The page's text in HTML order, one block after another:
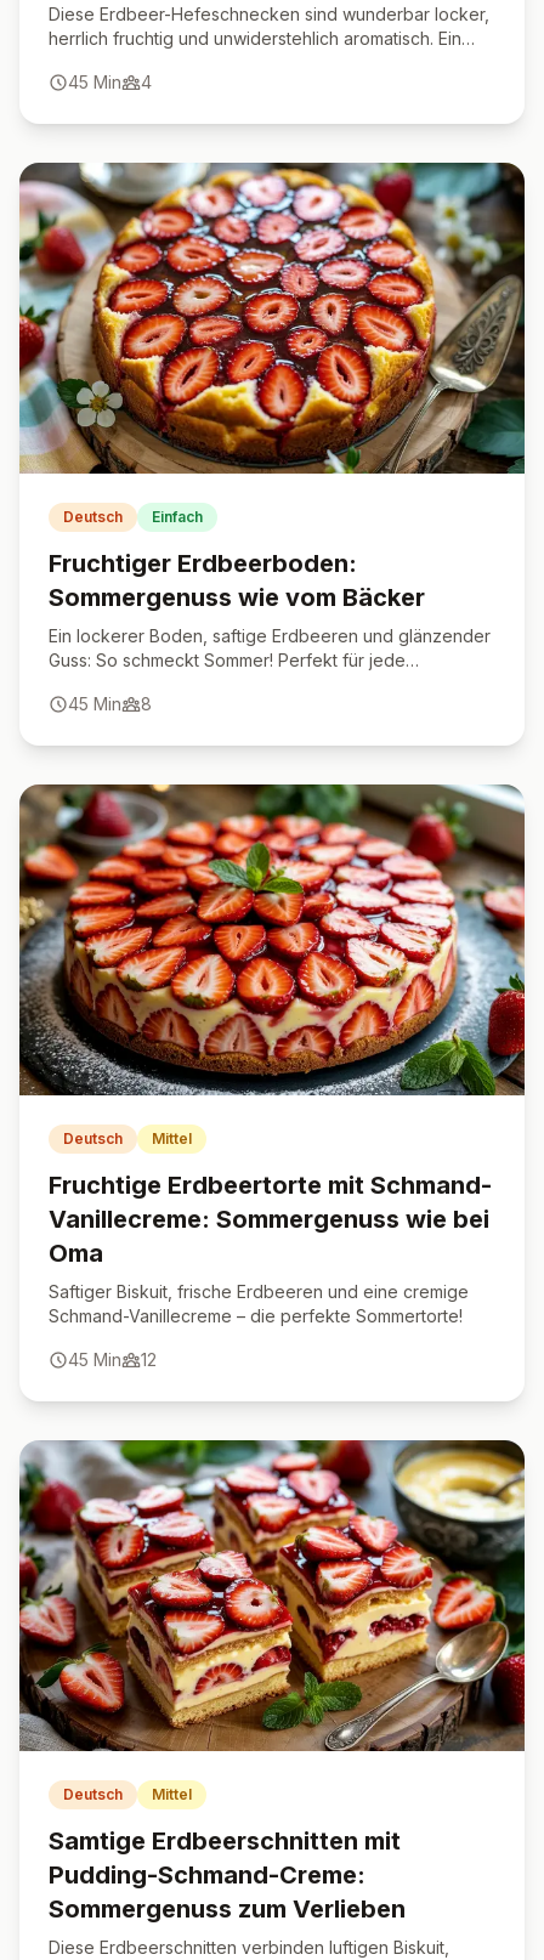
Diese Erdbeer-Hefeschnecken sind wunderbar locker,
herrlich fruchtig und unwiderstehlich aromatisch. Ein
Frühlingsgebäck.
45 Min 4
Deutsch Einfach
Fruchtiger Erdbeerboden:
Sommergenuss wie vom Bäcker
Ein lockerer Boden, saftige Erdbeeren und glänzender
Guss: So schmeckt Sommer! Perfekt für jede
45 Min 8
Deutsch Mittel
Fruchtige Erdbeertorte mit Schmand-
Vanillecreme: Sommergenuss wie bei
Oma
Saftiger Biskuit, frische Erdbeeren und eine cremige
Schmand-Vanillecreme – die perfekte Sommertorte!
45 Min 12
Deutsch Mittel
Samtige Erdbeerschnitten mit
Pudding-Schmand-Creme:
Sommergenuss zum Verlieben
Diese Erdbeerschnitten verbinden luftigen Biskuit,